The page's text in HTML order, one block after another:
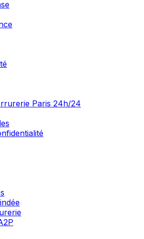
Paris 24h/24